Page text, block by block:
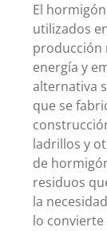
El
utilizados
producción
energía y
alternativa
que se
ladrillos y
de
residuos
la
lo convierte